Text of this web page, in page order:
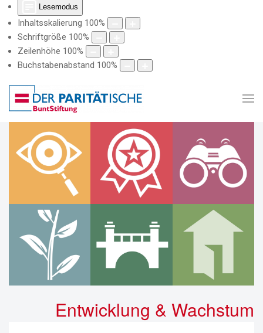
Lesemodus
Inhaltsskalierung 100%
Schriftgröße 100%
Zeilenhöhe 100%
Buchstabenabstand 100%
Entwicklung & Wachstum